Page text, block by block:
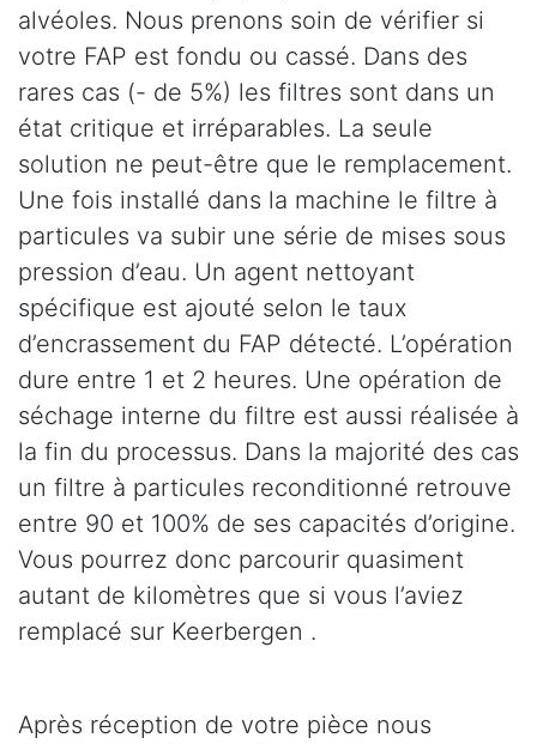
alvéoles. Nous prenons soin de vérifier si
votre FAP est fondu ou cassé. Dans des
rares cas (- de 5%) les filtres sont dans un
état critique et irréparables. La seule
solution ne peut-être que le remplacement.
Une fois installé dans la machine le filtre à
particules va subir une série de mises sous
pression d’eau. Un agent nettoyant
spécifique est ajouté selon le taux
d’encrassement du FAP détecté. L’opération
dure entre 1 et 2 heures. Une opération de
séchage interne du filtre est aussi réalisée à
la fin du processus. Dans la majorité des cas
un filtre à particules reconditionné retrouve
entre 90 et 100% de ses capacités d’origine.
Vous pourrez donc parcourir quasiment
autant de kilomètres que si vous l’aviez
remplacé sur Keerbergen .
Après réception de votre pièce nous